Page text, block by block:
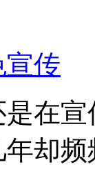
传
在
却